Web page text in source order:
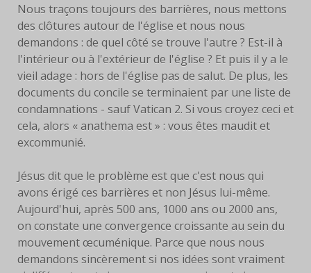
NEUVAINE
PRIÈRE AVEC MARIE
PRIÈRE POUR LE DON DE
SOI
PRIÈRE POUR VOCATIONS
LIVRES
EUCHARISTIE
BLOG
Nous traçons toujours des barrières, nous mettons
des clôtures autour de l'église et nous nous
demandons : de quel côté se trouve l'autre ? Est-il à
l'intérieur ou à l'extérieur de l'église ? Et puis il y a le
vieil adage : hors de l'église pas de salut. De plus, les
documents du concile se terminaient par une liste de
condamnations - sauf Vatican 2. Si vous croyez ceci et
cela, alors « anathema est » : vous êtes maudit et
excommunié.
Jésus dit que le problème est que c'est nous qui
avons érigé ces barrières et non Jésus lui-même.
Aujourd'hui, après 500 ans, 1000 ans ou 2000 ans,
on constate une convergence croissante au sein du
mouvement œcuménique. Parce que nous nous
demandons sincèrement si nos idées sont vraiment